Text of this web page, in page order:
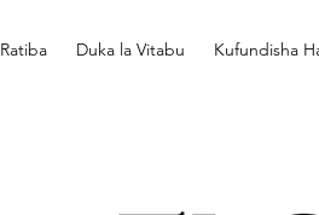
Ratiba Duka la Vitabu Kufundisha